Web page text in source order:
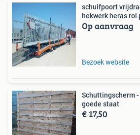
schuifpoort
hekwerk heras rol
Op aanvraag
Bezoek website
Schuttingscherm
goede staat
€ 17,50